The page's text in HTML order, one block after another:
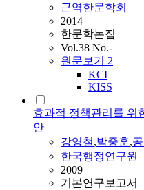
근역한문학회
2014
한문학논집
Vol.38 No.-
원문보기 2
KCI
KISS
효과적 정책관리를 위
안
강영철,박중훈,
한국행정연구원
2009
기본연구보고서